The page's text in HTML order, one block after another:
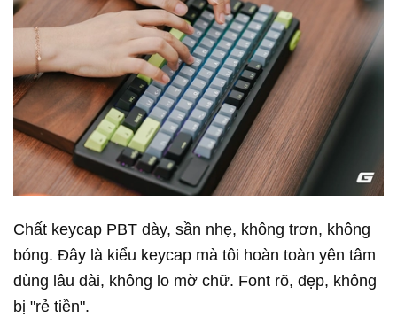
Chất keycap PBT dày, sần nhẹ, không trơn, không
bóng. Đây là kiểu keycap mà tôi hoàn toàn yên tâm
dùng lâu dài, không lo mờ chữ. Font rõ, đẹp, không
bị "rẻ tiền".